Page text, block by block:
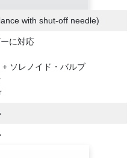
with shut-off needle)
に対応
ソレノイド・バルブ